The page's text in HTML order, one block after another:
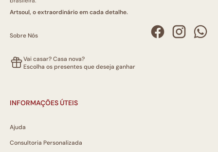
Artsoul, o extraordinário em cada detalhe.
Sobre Nós
Vai casar? Casa nova?
Escolha os presentes que deseja ganhar
INFORMAÇÕES ÚTEIS
Ajuda
Consultoria Personalizada